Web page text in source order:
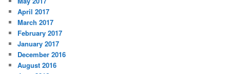
April 2017
March 2017
February 2017
January 2017
December 2016
August 2016